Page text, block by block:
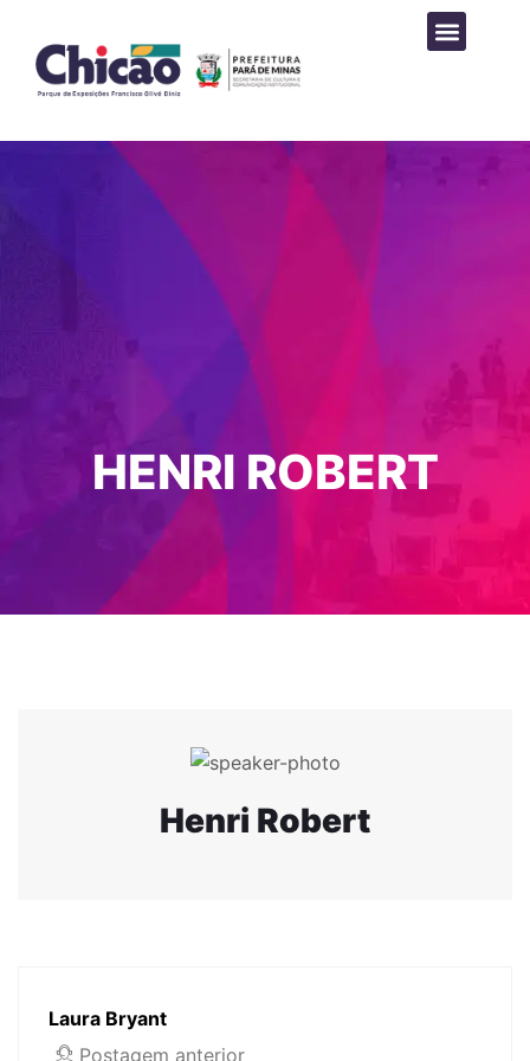
HENRI ROBERT
Henri Robert
Laura Bryant
Postagem anterior